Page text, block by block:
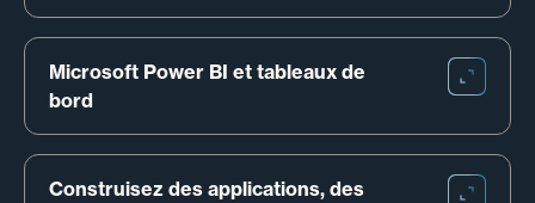
Microsoft Power BI et tableaux de
bord
Construisez des applications, des